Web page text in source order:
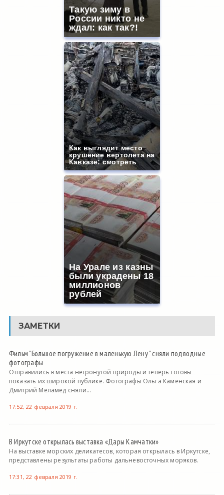
Такую зиму в
России никто не
ждал: как так?!
Как выглядит место
крушение вертолета на
Кавказе: смотреть
На Урале из казны
были украдены 18
миллионов
рублей
ЗАМЕТКИ
Фильм "Большое погружение в маленькую Лену " сняли подводные
фотографы
Отправились в места нетронутой природы и теперь готовы
показать их широкой публике. Фотографы Ольга Каменская и
Дмитрий Меламед сняли...
17:52, 22 февраля 2019 г.
В Иркутске открылась выставка «Дары Камчатки»
На выставке морских деликатесов, которая открылась в Иркутске,
представлены результаты работы дальневосточных моряков.
17:31, 22 февраля 2019 г.